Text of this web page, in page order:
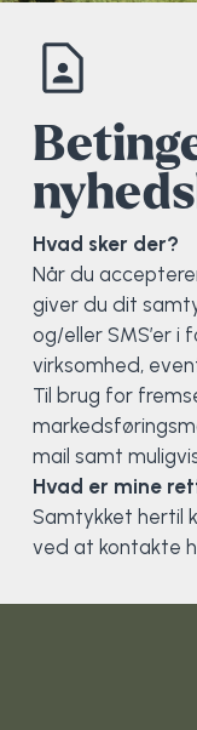
Hvad sker der?
Når du
giver du dit
og/eller SMS’er i
virksomhed,
Til brug for
mail samt
Hvad er mine
Samtykket hertil
ved at kontakte
Elevportræt
Priser
Fitness
Friluftsliv
Futsal
Golf
Hiphop
HYROX
Kajak
Klatring
Organisk værksted
Sportsmassør
Strik og Hækling
Udekøkken
Ølbrygning
Køn, krop og
Politi-teori
Ro på
Sportspsykologi
Træner- og
Projektleder
Sportsmassør
Træner- og
OCR i Spanien
Skitur til Norge
Surf i Marokko
Mille Sigsgaard
Peter Fuglsang
Thomas
Trine Rask-Nielsen
Troels Rasmussen
Viborg Elitehold